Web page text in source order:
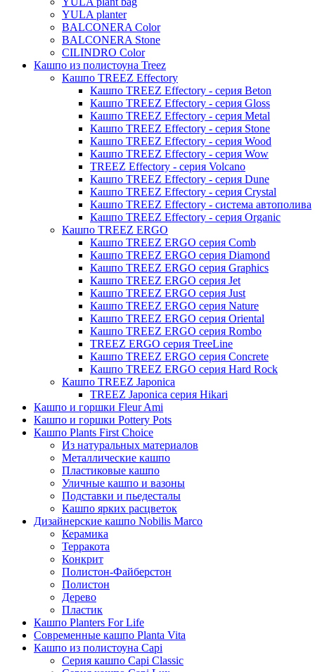
Moda
YULA planter
BALCONERA Color
BALCONERA Stone
CILINDRO Color
Кашпо из полистоуна Treez
Кашпо TREEZ Effectory
Кашпо TREEZ Effectory - серия Beton
Кашпо TREEZ Effectory - серия Gloss
Кашпо TREEZ Effectory - серия Metal
Кашпо TREEZ Effectory - серия Stone
Кашпо TREEZ Effectory - серия Wood
Кашпо TREEZ Effectory - серия Wow
TREEZ Effectory - серия Volcano
Кашпо TREEZ Effectory - серия Dune
Кашпо TREEZ Effectory - серия Crystal
Кашпо TREEZ Effectory - система автополива
Кашпо TREEZ Effectory - серия Organic
Кашпо TREEZ ERGO
Кашпо TREEZ ERGO серия Comb
Кашпо TREEZ ERGO серия Diamond
Кашпо TREEZ ERGO серия Graphics
Кашпо TREEZ ERGO серия Jet
Кашпо TREEZ ERGO серия Just
Кашпо TREEZ ERGO серия Nature
Кашпо TREEZ ERGO серия Oriental
Кашпо TREEZ ERGO серия Rombo
TREEZ ERGO серия TreeLine
Кашпо TREEZ ERGO серия Concrete
Кашпо TREEZ ERGO серия Hard Rock
Кашпо TREEZ Japonica
TREEZ Japonica серия Hikari
Кашпо и горшки Fleur Ami
Кашпо и горшки Pottery Pots
Кашпо Plants First Choice
Из натуральных материалов
Металлические кашпо
Пластиковые кашпо
Уличные кашпо и вазоны
Подставки и пьедесталы
Кашпо ярких расцветок
Дизайнерские кашпо Nobilis Marco
Керамика
Терракота
Конкрит
Полистон-Файберстон
Полистон
Дерево
Пластик
Кашпо Planters For Life
Современные кашпо Planta Vita
Кашпо из полистоуна Capi
Серия кашпо Capi Classic